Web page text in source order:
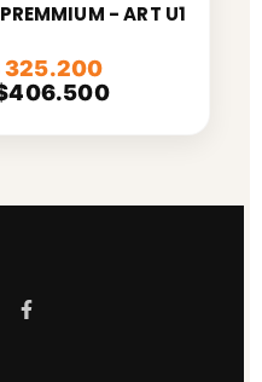
- ART U1
325.200